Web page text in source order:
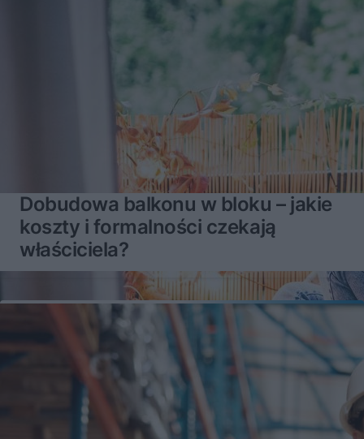
Dobudowa balkonu w bloku – jakie
koszty i formalności czekają
właściciela?